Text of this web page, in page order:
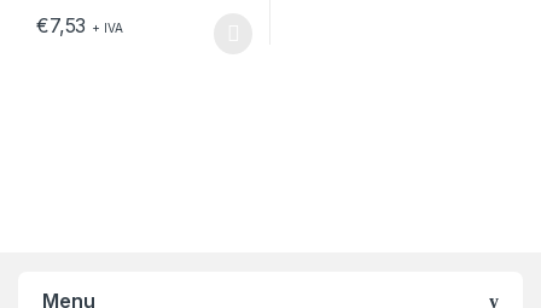
€7,53 + IVA
Menu